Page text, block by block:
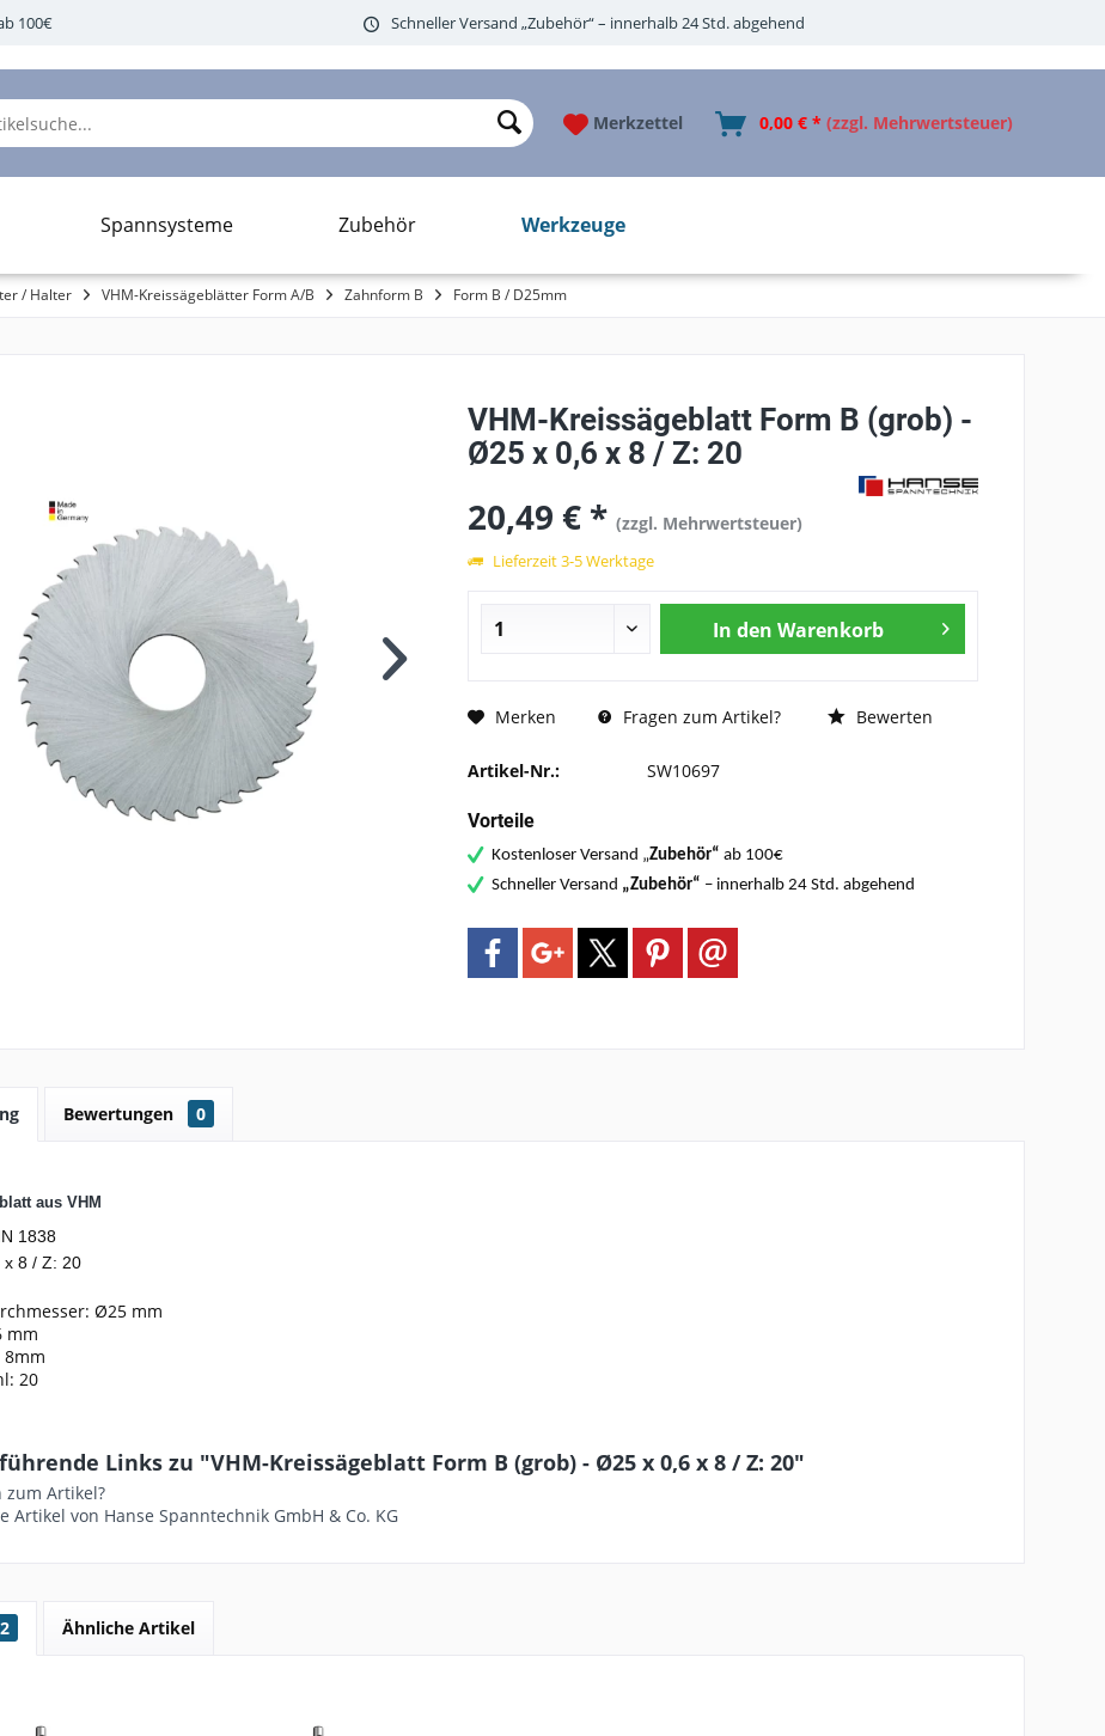
100€ Schneller Versand „Zubehör“ – innerhalb 24 Std. abgehend
Merkzettel 0,00 € * (zzgl. Mehrwertsteuer)
Spannsysteme Zubehör Werkzeuge
/ Halter VHM-Kreissägeblätter Form A/B Zahnform B Form B / D25mm
VHM-Kreissägeblatt Form B (grob) -
Ø25 x 0,6 x 8 / Z: 20
20,49 € *(zzgl. Mehrwertsteuer)
Lieferzeit 3-5 Werktage
In den Warenkorb
Merken Fragen zum Artikel? Bewerten
Artikel-Nr.: SW10697
Vorteile
Kostenloser Versand „Zubehör“ ab 100€
Schneller Versand „Zubehör“ – innerhalb 24 Std. abgehend
Bewertungen 0
aus VHM
1838
8 / Z: 20
Ø25 mm
mm
8mm
20
Links zu "VHM-Kreissägeblatt Form B (grob) - Ø25 x 0,6 x 8 / Z: 20"
zum Artikel?
Artikel von Hanse Spanntechnik GmbH & Co. KG
2 Ähnliche Artikel